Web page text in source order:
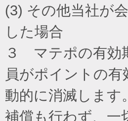
(3) その他当社が
した場合
３ マテポの有効
員がポイントの
動的に消滅しま
補償も行わず、一